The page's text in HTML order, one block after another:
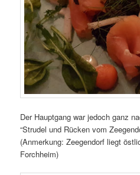
Der Hauptgang war jedoch ganz
“Strudel und Rücken vom
(Anmerkung: Zeegendorf liegt
Forchheim)